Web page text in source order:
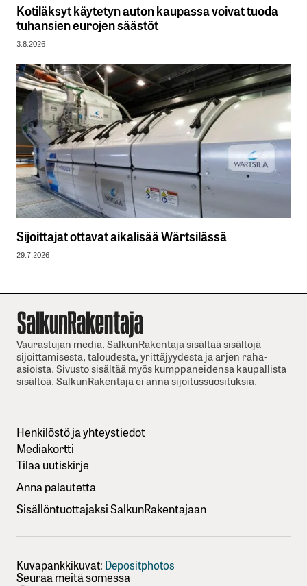
Kotiläksyt käytetyn auton kaupassa voivat tuoda
tuhansien eurojen säästöt
3.8.2026
Sijoittajat ottavat aikalisää Wärtsilässä
29.7.2026
Vaurastujan media. SalkunRakentaja sisältää sisältöjä
sijoittamisesta, taloudesta, yrittäjyydesta ja arjen raha-
asioista. Sivusto sisältää myös kumppaneidensa kaupallista
sisältöä. SalkunRakentaja ei anna sijoitussuosituksia.
Henkilöstö ja yhteystiedot
Mediakortti
Tilaa uutiskirje
Anna palautetta
Sisällöntuottajaksi SalkunRakentajaan
Kuvapankkikuvat: Depositphotos
Seuraa meitä somessa